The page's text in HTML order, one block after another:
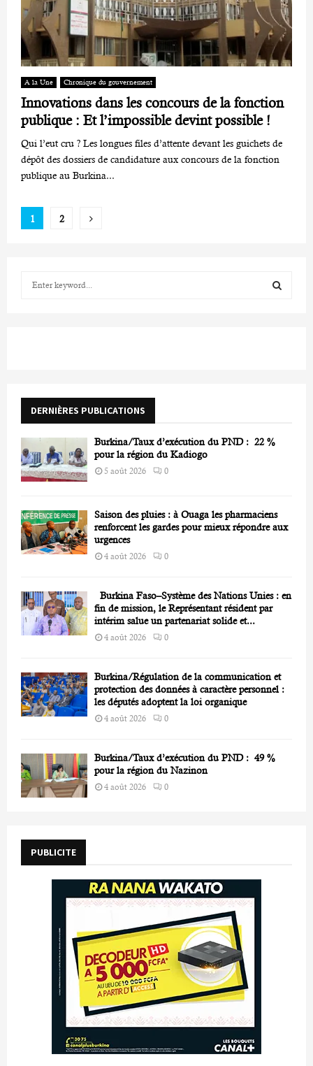
A la Une Chronique du gouvernement
Innovations dans les concours de la fonction
publique : Et l’impossible devint possible !
Qui l’eut cru ? Les longues files d’attente devant les guichets de
dépôt des dossiers de candidature aux concours de la fonction
publique au Burkina...
Pagination
1 2
r
DERNIÈRES PUBLICATIONS
Burkina/Taux d’exécution du PND : 22 %
pour la région du Kadiogo
5 août 2026 0
Saison des pluies : à Ouaga les pharmaciens
renforcent les gardes pour mieux répondre aux
urgences
4 août 2026 0
Burkina Faso–Système des Nations Unies : en
fin de mission, le Représentant résident par
intérim salue un partenariat solide et...
4 août 2026 0
Burkina/Régulation de la communication et
protection des données à caractère personnel :
les députés adoptent la loi organique
4 août 2026 0
Burkina/Taux d’exécution du PND : 49 %
pour la région du Nazinon
4 août 2026 0
PUBLICITE